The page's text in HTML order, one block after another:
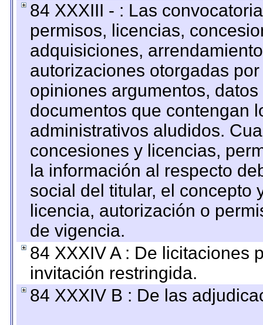
84 XXXIII - : Las
permisos, licencias,
adquisiciones,
autorizaciones otorgadas
opiniones argumentos,
documentos que contengan
administrativos aludidos.
concesiones y licencias,
la información al respecto
social del titular, el concepto
licencia, autorización o
de vigencia.
84 XXXIV A : De licitaciones
invitación restringida.
84 XXXIV B : De las